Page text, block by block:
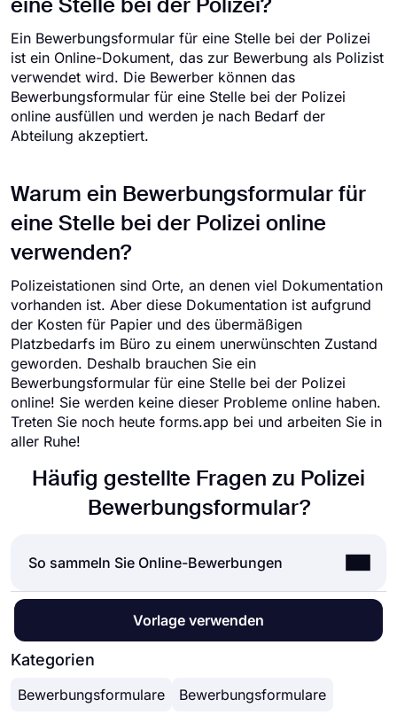
eine Stelle bei der Polizei?
Ein Bewerbungsformular für eine Stelle bei der Polizei
ist ein Online-Dokument, das zur Bewerbung als Polizist
verwendet wird. Die Bewerber können das
Bewerbungsformular für eine Stelle bei der Polizei
online ausfüllen und werden je nach Bedarf der
Abteilung akzeptiert.
Warum ein Bewerbungsformular für
eine Stelle bei der Polizei online
verwenden?
Polizeistationen sind Orte, an denen viel Dokumentation
vorhanden ist. Aber diese Dokumentation ist aufgrund
der Kosten für Papier und des übermäßigen
Platzbedarfs im Büro zu einem unerwünschten Zustand
geworden. Deshalb brauchen Sie ein
Bewerbungsformular für eine Stelle bei der Polizei
online! Sie werden keine dieser Probleme online haben.
Treten Sie noch heute forms.app bei und arbeiten Sie in
aller Ruhe!
Häufig gestellte Fragen zu Polizei
Bewerbungsformular?
So sammeln Sie Online-Bewerbungen
Die Annahme von Online-Bewerbungen ist
heutzutage für fast alle Unternehmen die Norm.
Ganz gleich, ob es sich um Bewerbungen, Praktika
Online-Bewerbungen können Sie Zeit und viel
Vorlage verwenden
Kategorien
Bewerbungsformulare Bewerbungsformulare